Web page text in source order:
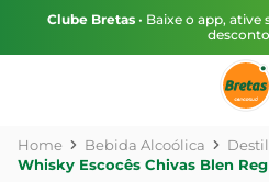
Clube Bretas • Baixe o app,
Bebida Alcoólica
Whisky Escocês Chivas Blen